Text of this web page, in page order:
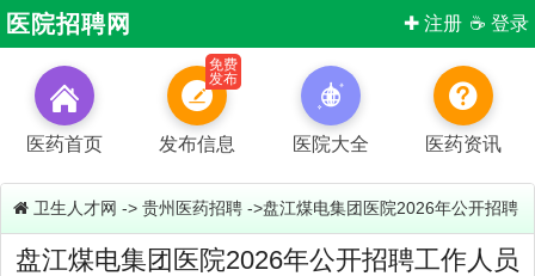
☕ 登录
✚ 注册
医院招聘网
医药首页
免费
发布
发布信息 医院大全 医药资讯
卫生人才网 -> 贵州医药招聘 ->盘江煤电集团医院2026年公开招聘
工作人员公告
盘江煤电集团医院2026年公开招聘工作人员